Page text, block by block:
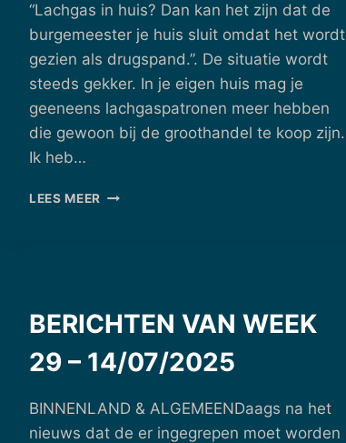
“Lachgas in huis? Dan kan het zijn dat de
burgemeester je huis sluit omdat het wordt
gezien als drugspand.”. De situatie wordt
steeds gekker. In je eigen huis mag je
geeneens lachgaspatronen meer hebben
die gewoon bij de groothandel te koop zijn.
Ik heb…
LEES MEER BERICHTEN
BERICHTEN VAN WEEK
29 – 14/07/2025
BINNENLAND & ALGEMEENDaags na het
nieuws dat de er ingegrepen moet worden